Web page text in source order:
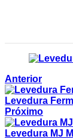
Anterior
Levedura
Próximo
Levedura MJ